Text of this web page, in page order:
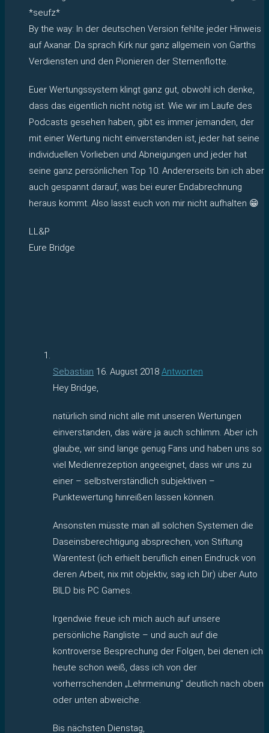
*seufz*
By the way: In der deutschen Version fehlte jeder Hinweis
auf Axanar. Da sprach Kirk nur ganz allgemein von Garths
Verdiensten und den Pionieren der Sternenflotte.
Euer Wertungssystem klingt ganz gut, obwohl ich denke,
dass das eigentlich nicht nötig ist. Wie wir im Laufe des
Podcasts gesehen haben, gibt es immer jemanden, der
mit einer Wertung nicht einverstanden ist, jeder hat seine
individuellen Vorlieben und Abneigungen und jeder hat
seine ganz persönlichen Top 10. Andererseits bin ich aber
auch gespannt darauf, was bei eurer Endabrechnung
heraus kommt. Also lasst euch von mir nicht aufhalten 😁
LL&P
Eure Bridge
Sebastian 16. August 2018 Antworten
Hey Bridge,
natürlich sind nicht alle mit unseren Wertungen
einverstanden, das wäre ja auch schlimm. Aber ich
glaube, wir sind lange genug Fans und haben uns so
viel Medienrezeption angeeignet, dass wir uns zu
einer – selbstverständlich subjektiven –
Punktewertung hinreißen lassen können.
Ansonsten müsste man all solchen Systemen die
Daseinsberechtigung absprechen, von Stiftung
Warentest (ich erhielt beruflich einen Eindruck von
deren Arbeit, nix mit objektiv, sag ich Dir) über Auto
BILD bis PC Games.
Irgendwie freue ich mich auch auf unsere
persönliche Rangliste – und auch auf die
kontroverse Besprechung der Folgen, bei denen ich
heute schon weiß, dass ich von der
vorherrschenden „Lehrmeinung“ deutlich nach oben
oder unten abweiche.
Bis nächsten Dienstag,